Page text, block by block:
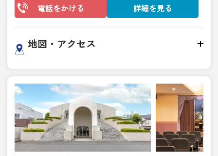
電話をかける 詳細を見る
地図・アクセス